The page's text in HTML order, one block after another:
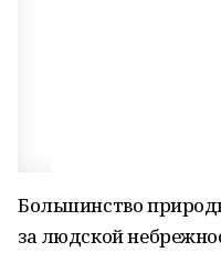
Большинство
за людской